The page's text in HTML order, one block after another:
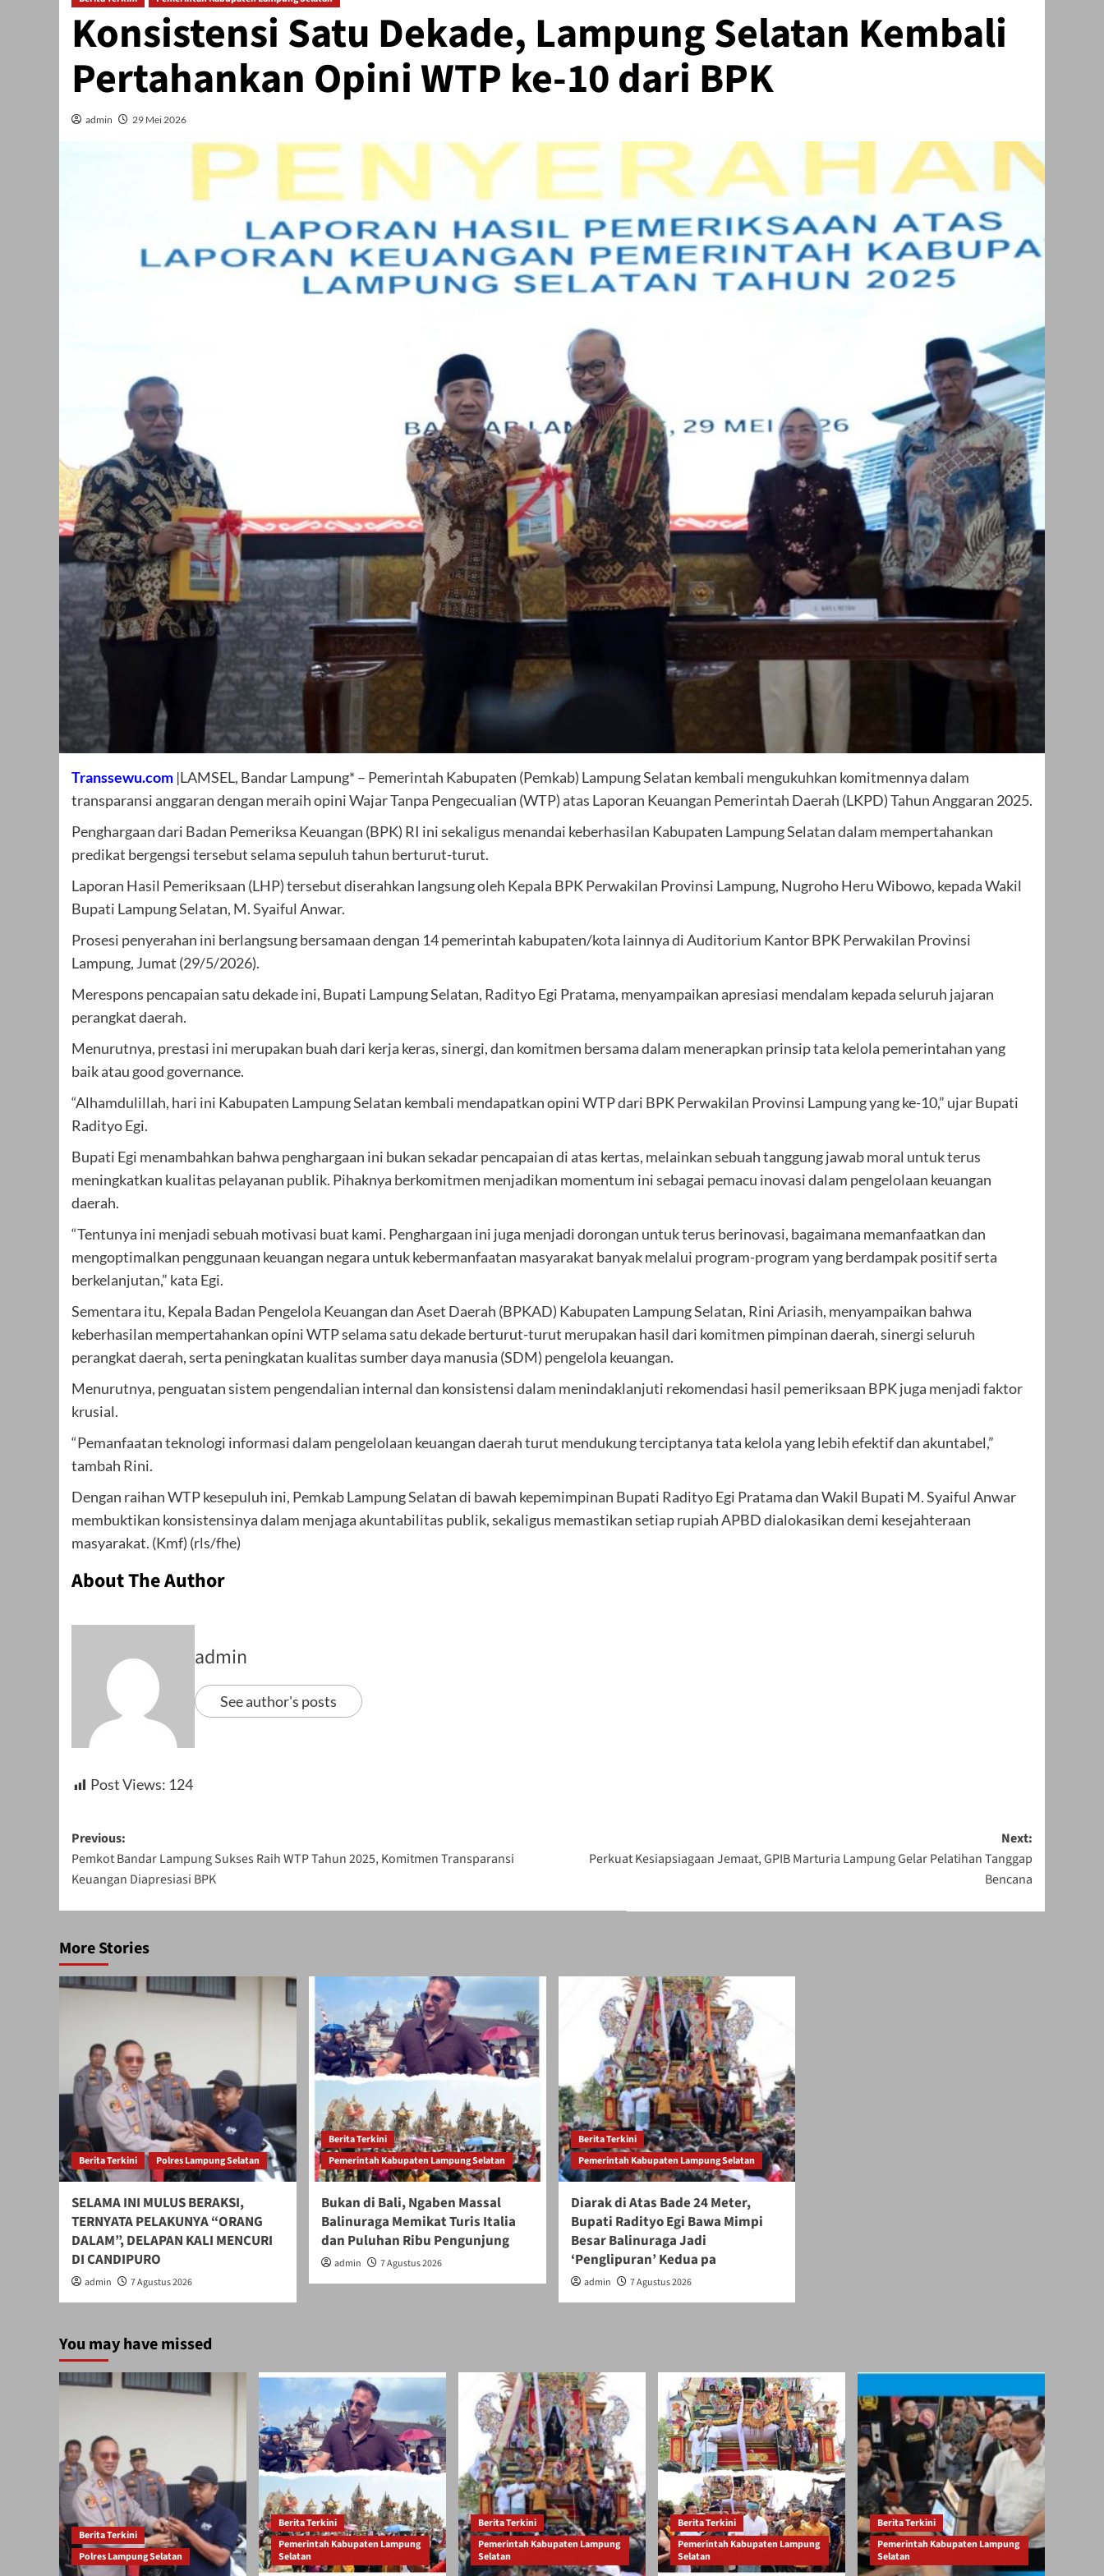
Konsistensi Satu Dekade, Lampung Selatan Kembali
Pertahankan Opini WTP ke-10 dari BPK
admin 29 Mei 2026
Transsewu.com |LAMSEL, Bandar Lampung* – Pemerintah Kabupaten (Pemkab) Lampung Selatan kembali mengukuhkan komitmennya dalam
transparansi anggaran dengan meraih opini Wajar Tanpa Pengecualian (WTP) atas Laporan Keuangan Pemerintah Daerah (LKPD) Tahun Anggaran 2025.
Penghargaan dari Badan Pemeriksa Keuangan (BPK) RI ini sekaligus menandai keberhasilan Kabupaten Lampung Selatan dalam mempertahankan
predikat bergengsi tersebut selama sepuluh tahun berturut-turut.
Laporan Hasil Pemeriksaan (LHP) tersebut diserahkan langsung oleh Kepala BPK Perwakilan Provinsi Lampung, Nugroho Heru Wibowo, kepada Wakil
Bupati Lampung Selatan, M. Syaiful Anwar.
Prosesi penyerahan ini berlangsung bersamaan dengan 14 pemerintah kabupaten/kota lainnya di Auditorium Kantor BPK Perwakilan Provinsi
Lampung, Jumat (29/5/2026).
Merespons pencapaian satu dekade ini, Bupati Lampung Selatan, Radityo Egi Pratama, menyampaikan apresiasi mendalam kepada seluruh jajaran
perangkat daerah.
Menurutnya, prestasi ini merupakan buah dari kerja keras, sinergi, dan komitmen bersama dalam menerapkan prinsip tata kelola pemerintahan yang
baik atau good governance.
“Alhamdulillah, hari ini Kabupaten Lampung Selatan kembali mendapatkan opini WTP dari BPK Perwakilan Provinsi Lampung yang ke-10,” ujar Bupati
Radityo Egi.
Bupati Egi menambahkan bahwa penghargaan ini bukan sekadar pencapaian di atas kertas, melainkan sebuah tanggung jawab moral untuk terus
meningkatkan kualitas pelayanan publik. Pihaknya berkomitmen menjadikan momentum ini sebagai pemacu inovasi dalam pengelolaan keuangan
daerah.
“Tentunya ini menjadi sebuah motivasi buat kami. Penghargaan ini juga menjadi dorongan untuk terus berinovasi, bagaimana memanfaatkan dan
mengoptimalkan penggunaan keuangan negara untuk kebermanfaatan masyarakat banyak melalui program-program yang berdampak positif serta
berkelanjutan,” kata Egi.
Sementara itu, Kepala Badan Pengelola Keuangan dan Aset Daerah (BPKAD) Kabupaten Lampung Selatan, Rini Ariasih, menyampaikan bahwa
keberhasilan mempertahankan opini WTP selama satu dekade berturut-turut merupakan hasil dari komitmen pimpinan daerah, sinergi seluruh
perangkat daerah, serta peningkatan kualitas sumber daya manusia (SDM) pengelola keuangan.
Menurutnya, penguatan sistem pengendalian internal dan konsistensi dalam menindaklanjuti rekomendasi hasil pemeriksaan BPK juga menjadi faktor
krusial.
“Pemanfaatan teknologi informasi dalam pengelolaan keuangan daerah turut mendukung terciptanya tata kelola yang lebih efektif dan akuntabel,”
tambah Rini.
Dengan raihan WTP kesepuluh ini, Pemkab Lampung Selatan di bawah kepemimpinan Bupati Radityo Egi Pratama dan Wakil Bupati M. Syaiful Anwar
membuktikan konsistensinya dalam menjaga akuntabilitas publik, sekaligus memastikan setiap rupiah APBD dialokasikan demi kesejahteraan
masyarakat. (Kmf) (rls/fhe)
About The Author
admin
See author's posts
Post Views: 124
Post
navigation
Previous:
Pemkot Bandar Lampung Sukses Raih WTP Tahun 2025, Komitmen Transparansi
Keuangan Diapresiasi BPK
Next:
Perkuat Kesiapsiagaan Jemaat, GPIB Marturia Lampung Gelar Pelatihan Tanggap
Bencana
More Stories
Berita Terkini Polres Lampung Selatan
SELAMA INI MULUS BERAKSI,
TERNYATA PELAKUNYA “ORANG
DALAM”, DELAPAN KALI MENCURI
DI CANDIPURO
admin 7 Agustus 2026
Berita Terkini
Pemerintah Kabupaten Lampung Selatan
Bukan di Bali, Ngaben Massal
Balinuraga Memikat Turis Italia
dan Puluhan Ribu Pengunjung
admin 7 Agustus 2026
Berita Terkini
Pemerintah Kabupaten Lampung Selatan
Diarak di Atas Bade 24 Meter,
Bupati Radityo Egi Bawa Mimpi
Besar Balinuraga Jadi
‘Penglipuran’ Kedua pa
admin 7 Agustus 2026
You may have missed
Berita Terkini
Polres Lampung Selatan
Berita Terkini
Pemerintah Kabupaten Lampung
Selatan
Berita Terkini
Pemerintah Kabupaten Lampung
Selatan
Berita Terkini
Pemerintah Kabupaten Lampung
Selatan
Berita Terkini
Pemerintah Kabupaten Lampung
Selatan